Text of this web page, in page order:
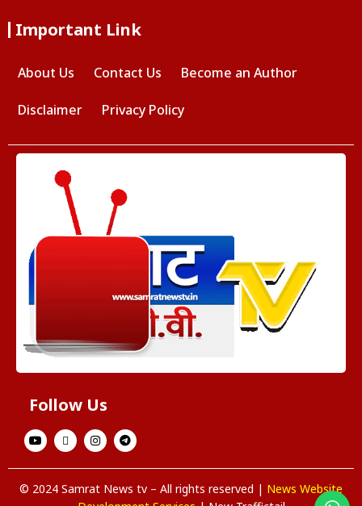
Important Link
About Us Contact Us Become an Author
Disclaimer Privacy Policy
Follow Us
© 2024 Samrat News tv – All rights reserved | News Website